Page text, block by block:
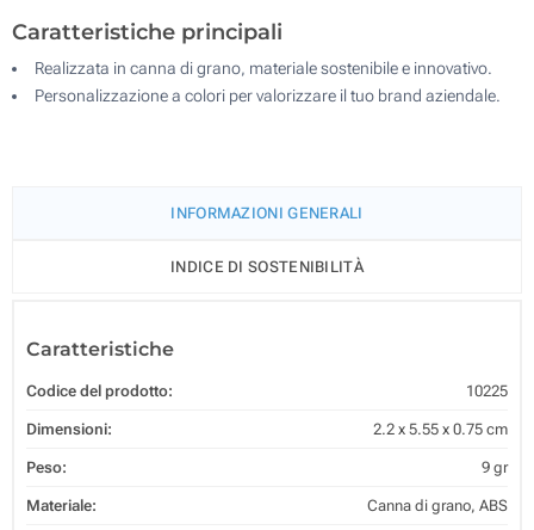
Caratteristiche principali
Realizzata in canna di grano, materiale sostenibile e innovativo.
Personalizzazione a colori per valorizzare il tuo brand aziendale.
INFORMAZIONI GENERALI
INDICE DI SOSTENIBILITÀ
Caratteristiche
Codice del prodotto: 10225
Dimensioni: 2.2 x 5.55 x 0.75 cm
Peso: 9 gr
Materiale: Canna di grano, ABS